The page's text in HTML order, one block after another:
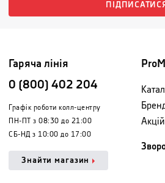
ПІДПИСАТИСЯ
Гаряча лінія
0 (800) 402 204
Графік роботи колл-центру
ПН-ПТ з 08:30 до 21:00
СБ-НД з 10:00 до 17:00
Знайти магазин